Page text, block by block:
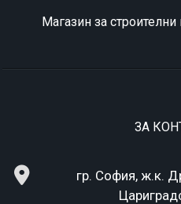
Магазин за
ЗА
гр. София, ж.к.